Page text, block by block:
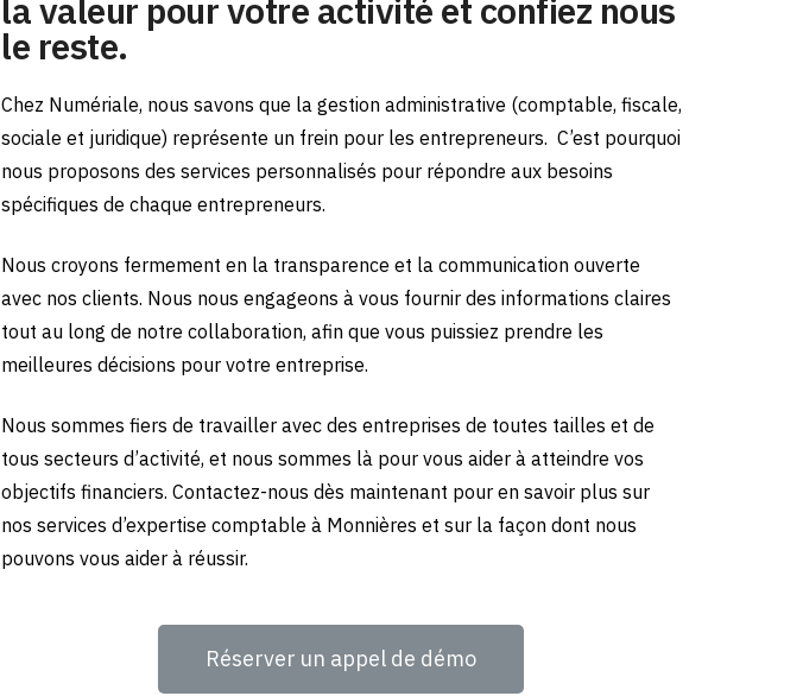
la valeur pour votre activité et confiez nous
le reste.
Chez Numériale, nous savons que la gestion administrative (comptable, fiscale,
sociale et juridique) représente un frein pour les entrepreneurs. C’est pourquoi
nous proposons des services personnalisés pour répondre aux besoins
spécifiques de chaque entrepreneurs.
Nous croyons fermement en la transparence et la communication ouverte
avec nos clients. Nous nous engageons à vous fournir des informations claires
tout au long de notre collaboration, afin que vous puissiez prendre les
meilleures décisions pour votre entreprise.
Nous sommes fiers de travailler avec des entreprises de toutes tailles et de
tous secteurs d’activité, et nous sommes là pour vous aider à atteindre vos
objectifs financiers. Contactez-nous dès maintenant pour en savoir plus sur
nos services d’expertise comptable à Monnières et sur la façon dont nous
pouvons vous aider à réussir.
Réserver un appel de démo